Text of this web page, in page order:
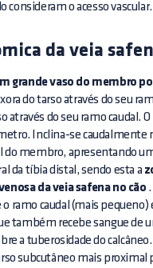
consideram o acesso vascular.
da veia
grande vaso do membro
do tarso através do seu
através do seu ramo caudal.
Inclina-se caudalmente
do membro, apresentando
da tíbia distal, sendo esta a
da veia safena no cão
o ramo caudal (mais
também recebe sangue de
a tuberosidade do
subcutâneo mais proximal